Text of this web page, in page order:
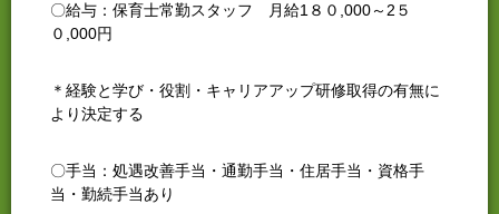
〇給与：保育士常勤スタッフ 月給1８０,000～2５
０,000円
＊経験と学び・役割・キャリアアップ研修取得の有無に
より決定する
〇手当：処遇改善手当・通勤手当・住居手当・資格手
当・勤続手当あり